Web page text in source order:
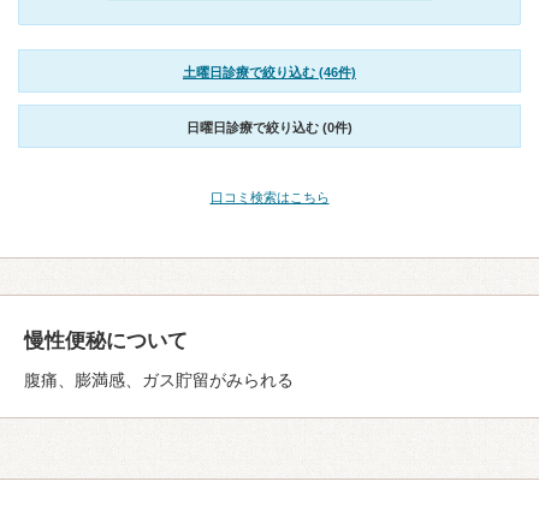
土曜日診療で絞り込む (46件)
日曜日診療で絞り込む (0件)
口コミ検索はこちら
慢性便秘について
腹痛、膨満感、ガス貯留がみられる